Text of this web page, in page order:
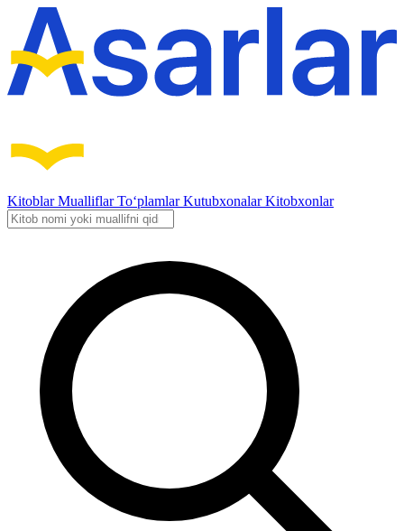
KitoblarMualliflarTo‘plamlarKutubxonalarKitobxonlar